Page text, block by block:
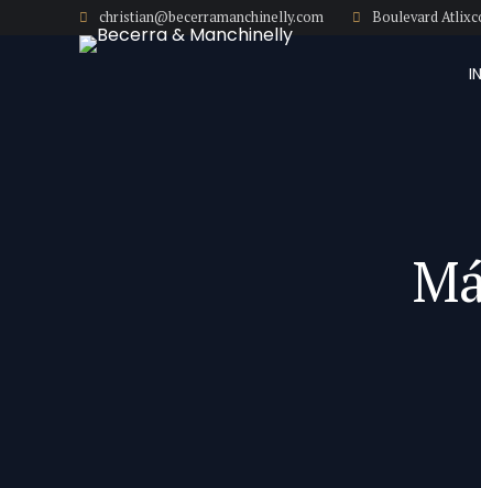
christian@becerramanchinelly.com Boulevard